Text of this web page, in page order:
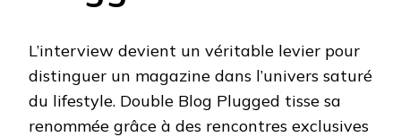
L’interview devient un véritable levier pour
distinguer un magazine dans l’univers saturé
du lifestyle. Double Blog Plugged tisse sa
renommée grâce à des rencontres exclusives